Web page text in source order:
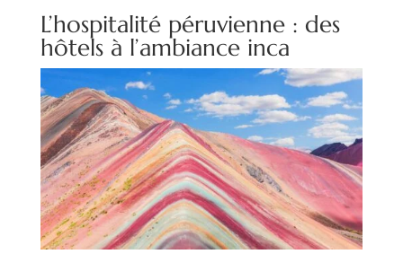
L’hospitalité péruvienne : des
hôtels à l’ambiance inca